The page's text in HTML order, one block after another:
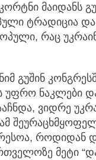
მაიდანს
ტრადიცია და
რაც
გუშინ
უფრო ნაკლები
ვიდრე
როდიდან
მეტი